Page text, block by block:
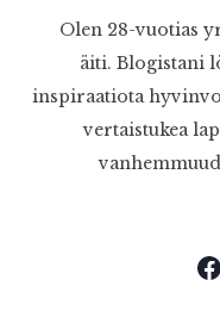
Olen 28-vuotias
äiti. Blogistani
inspiraatiota
vertaistukea